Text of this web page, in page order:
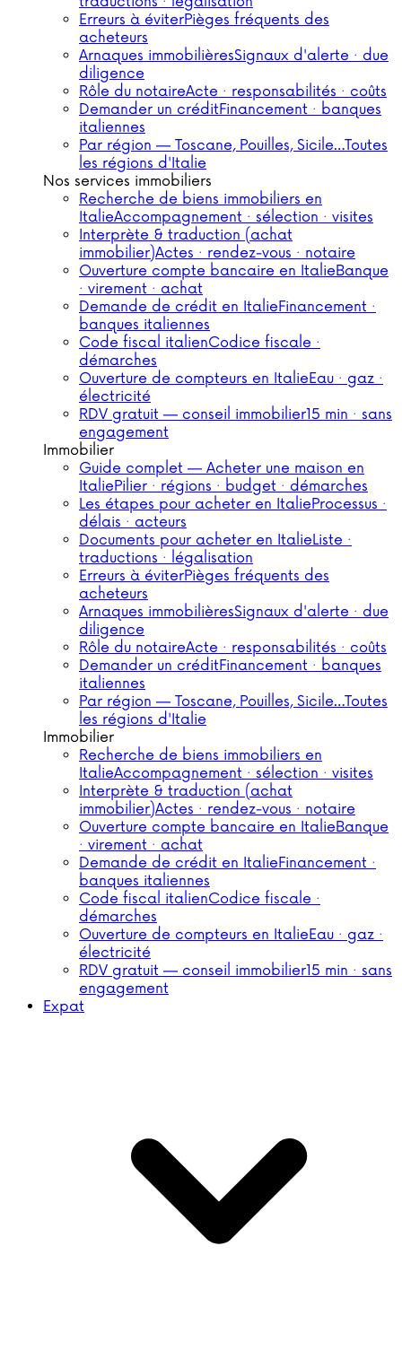
Erreurs à éviterPièges fréquents des
acheteurs
Arnaques immobilièresSignaux d'alerte · due
diligence
Rôle du notaireActe · responsabilités · coûts
Demander un créditFinancement · banques
italiennes
Par région — Toscane, Pouilles, Sicile…Toutes
les régions d'Italie
Nos services immobiliers
Recherche de biens immobiliers en
ItalieAccompagnement · sélection · visites
Interprète & traduction (achat
immobilier)Actes · rendez-vous · notaire
Ouverture compte bancaire en ItalieBanque
· virement · achat
Demande de crédit en ItalieFinancement ·
banques italiennes
Code fiscal italienCodice fiscale ·
démarches
Ouverture de compteurs en ItalieEau · gaz ·
électricité
RDV gratuit — conseil immobilier15 min · sans
engagement
Immobilier
Guide complet — Acheter une maison en
ItaliePilier · régions · budget · démarches
Les étapes pour acheter en ItalieProcessus ·
délais · acteurs
Documents pour acheter en ItalieListe ·
traductions · légalisation
Erreurs à éviterPièges fréquents des
acheteurs
Arnaques immobilièresSignaux d'alerte · due
diligence
Rôle du notaireActe · responsabilités · coûts
Demander un créditFinancement · banques
italiennes
Par région — Toscane, Pouilles, Sicile…Toutes
les régions d'Italie
Immobilier
Recherche de biens immobiliers en
ItalieAccompagnement · sélection · visites
Interprète & traduction (achat
immobilier)Actes · rendez-vous · notaire
Ouverture compte bancaire en ItalieBanque
· virement · achat
Demande de crédit en ItalieFinancement ·
banques italiennes
Code fiscal italienCodice fiscale ·
démarches
Ouverture de compteurs en ItalieEau · gaz ·
électricité
RDV gratuit — conseil immobilier15 min · sans
engagement
Expat